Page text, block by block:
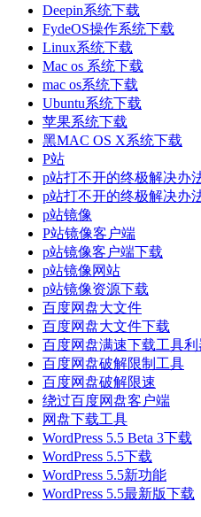
Deepin系统下载
FydeOS操作系统下载
Linux系统下载
Mac os 系统下载
mac os系统下载
Ubuntu系统下载
苹果系统下载
黑MAC OS X系统下载
P站
p站打不开的终极解决办
p站打不开的终极解决办
p站镜像
P站镜像客户端
p站镜像客户端下载
p站镜像网站
p站镜像资源下载
百度网盘大文件
百度网盘大文件下载
百度网盘满速下载工具利
百度网盘破解限制工具
百度网盘破解限速
绕过百度网盘客户端
网盘下载工具
WordPress 5.5 Beta 3下载
WordPress 5.5下载
WordPress 5.5新功能
WordPress 5.5最新版下载